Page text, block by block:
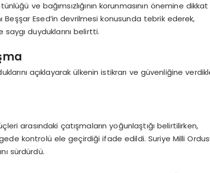
ve bağımsızlığının korunmasının önemine dikkat
Beşşar Esed’in devrilmesi konusunda tebrik ederek,
saygı duyduklarını belirtti.
açıklayarak ülkenin istikrarı ve güvenliğine
arasındaki çatışmaların yoğunlaştığı belirtilirken,
kontrolü ele geçirdiği ifade edildi. Suriye Milli
sürdürdü.